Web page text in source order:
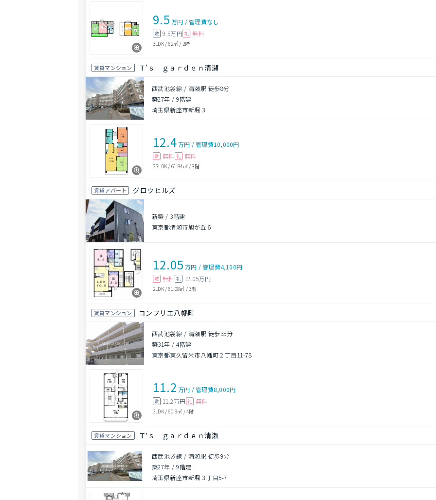
9.5 万円 /管理費なし
敷 9.5万円 礼 無料
3LDK/62㎡ / 2階
賃貸マンション Ｔ’ｓ ｇａｒｄｅｎ清瀬
西武池袋線 / 清瀬駅 徒歩8分
築27年 /9階建
埼玉県新座市新堀３
12.4万円 /管理費10,000円
敷 無料 礼 無料
2SLDK / 61.84㎡/8階
賃貸アパート グロウヒルズ
新築 / 3階建
東京都清瀬市旭が丘６
12.05 万円 /管理費4,100円
敷 無料 礼 12.05万円
2LDK/61.08㎡ /3階
賃貸マンション コンフリエ八幡町
西武池袋線 / 清瀬駅 徒歩35分
築31年 /4階建
東京都東久留米市八幡町２丁目11-78
11.2 万円 /管理費8,000円
敷 11.2万円 礼 無料
3LDK/60.9㎡ /4階
賃貸マンション Ｔ′ｓ ｇａｒｄｅｎ清瀬
西武池袋線 / 清瀬駅 徒歩9分
築27年 /9階建
埼玉県新座市新堀３丁目5-7